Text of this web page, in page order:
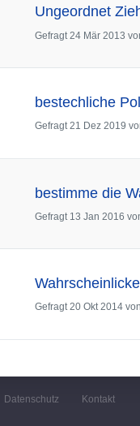
Ungeordnet
Gefragt 24 Mär 2013
bestechliche
Gefragt 21 Dez 2019
bestimme die
Gefragt 13 Jan 2016
Gefragt 20 Okt 2014 von
Datenschutz Kontakt